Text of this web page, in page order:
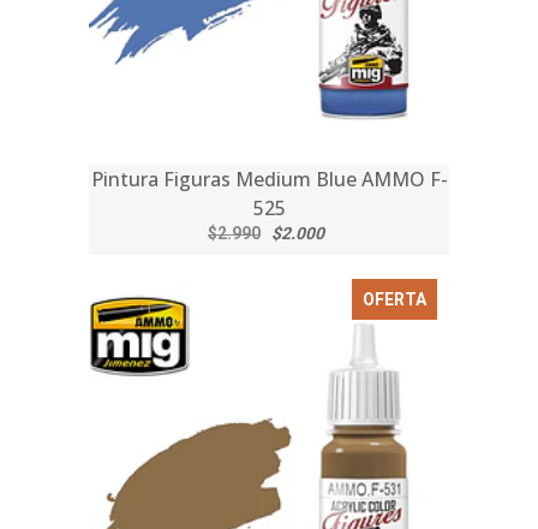
Pintura Figuras Medium Blue AMMO F-
525
$2.990 $2.000
OFERTA